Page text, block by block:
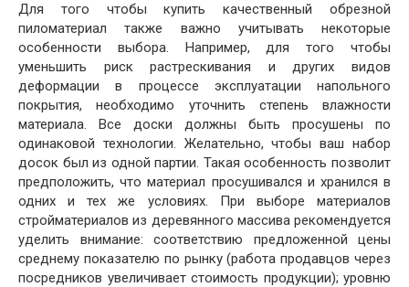
Для того чтобы купить качественный обрезной
пиломатериал также важно учитывать некоторые
особенности выбора. Например, для того чтобы
уменьшить риск растрескивания и других видов
деформации в процессе эксплуатации напольного
покрытия, необходимо уточнить степень влажности
материала. Все доски должны быть просушены по
одинаковой технологии. Желательно, чтобы ваш набор
досок был из одной партии. Такая особенность позволит
предположить, что материал просушивался и хранился в
одних и тех же условиях. При выборе материалов
стройматериалов из деревянного массива рекомендуется
уделить внимание: соответствию предложенной цены
среднему показателю по рынку (работа продавцов через
посредников увеличивает стоимость продукции); уровню